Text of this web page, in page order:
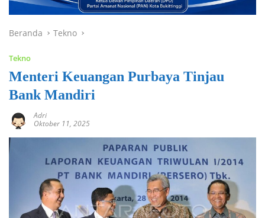
Beranda Tekno
Tekno
Menteri Keuangan Purbaya Tinjau
Bank Mandiri
Adri
Oktober 11, 2025